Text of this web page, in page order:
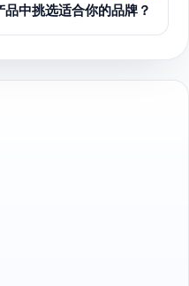
中挑选适合你的品牌？